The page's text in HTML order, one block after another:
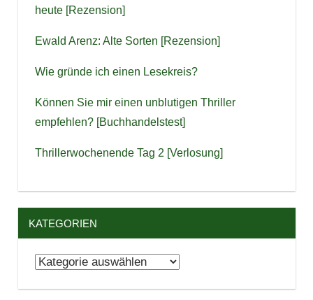
heute [Rezension]
Ewald Arenz: Alte Sorten [Rezension]
Wie gründe ich einen Lesekreis?
Können Sie mir einen unblutigen Thriller
empfehlen? [Buchhandelstest]
Thrillerwochenende Tag 2 [Verlosung]
KATEGORIEN
Kategorien